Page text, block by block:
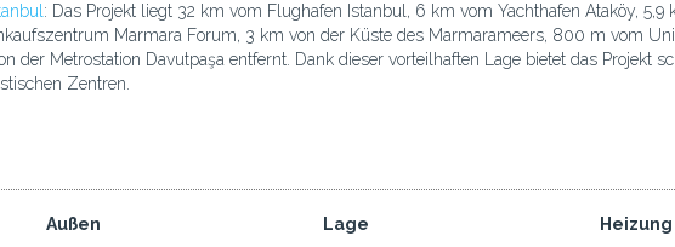
: Das Projekt liegt 32 km vom Flughafen Istanbul, 6 km vom Yachthafen Ataköy,
Marmara Forum, 3 km von der Küste des Marmarameers, 800 m vom
der Metrostation Davutpaşa entfernt. Dank dieser vorteilhaften Lage bietet das Projekt
Zentren.
Außen
Lage
Heizung